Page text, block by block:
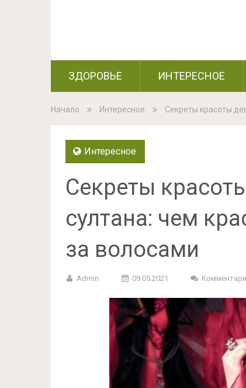
ЗДОРОВЬЕ ИНТЕРЕСНОЕ
Начало Интересное Секреты красоты
Интересное
Секреты
султана: чем
за волосами
Admin 09.05.2021